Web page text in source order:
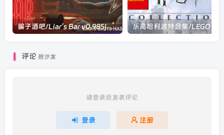
骗子酒吧/Liar’s Bar v0.985|休闲益智|容量18GB|官方中文版
评论 抢沙发
请登录后发表评论
登录 注册